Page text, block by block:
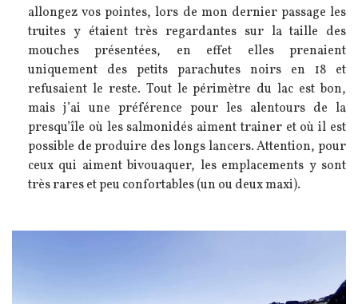
allongez vos pointes, lors de mon dernier passage les
truites y étaient très regardantes sur la taille des
mouches présentées, en effet elles prenaient
uniquement des petits parachutes noirs en 18 et
refusaient le reste. Tout le périmètre du lac est bon,
mais j’ai une préférence pour les alentours de la
presqu’île où les salmonidés aiment trainer et où il est
possible de produire des longs lancers. Attention, pour
ceux qui aiment bivouaquer, les emplacements y sont
très rares et peu confortables (un ou deux maxi).